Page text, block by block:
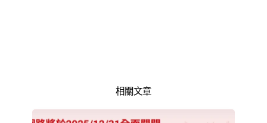
相關文章